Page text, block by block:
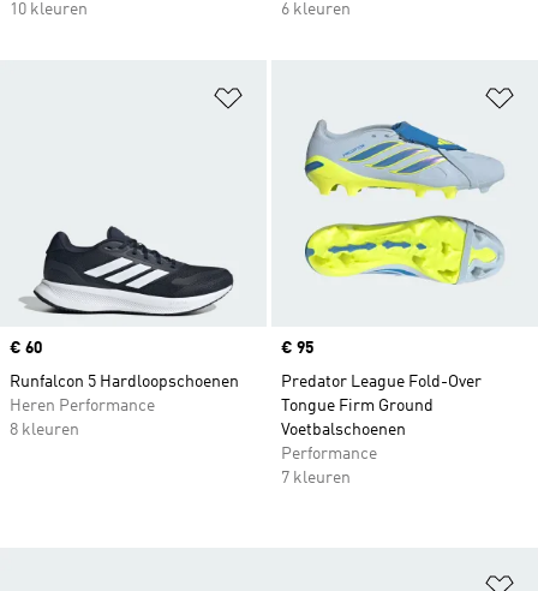
10 kleuren
6 kleuren
Price
€ 60
Runfalcon 5 Hardloopschoenen
Heren Performance
8 kleuren
Price
€ 95
Predator League Fold-Over
Tongue Firm Ground
Voetbalschoenen
Performance
7 kleuren